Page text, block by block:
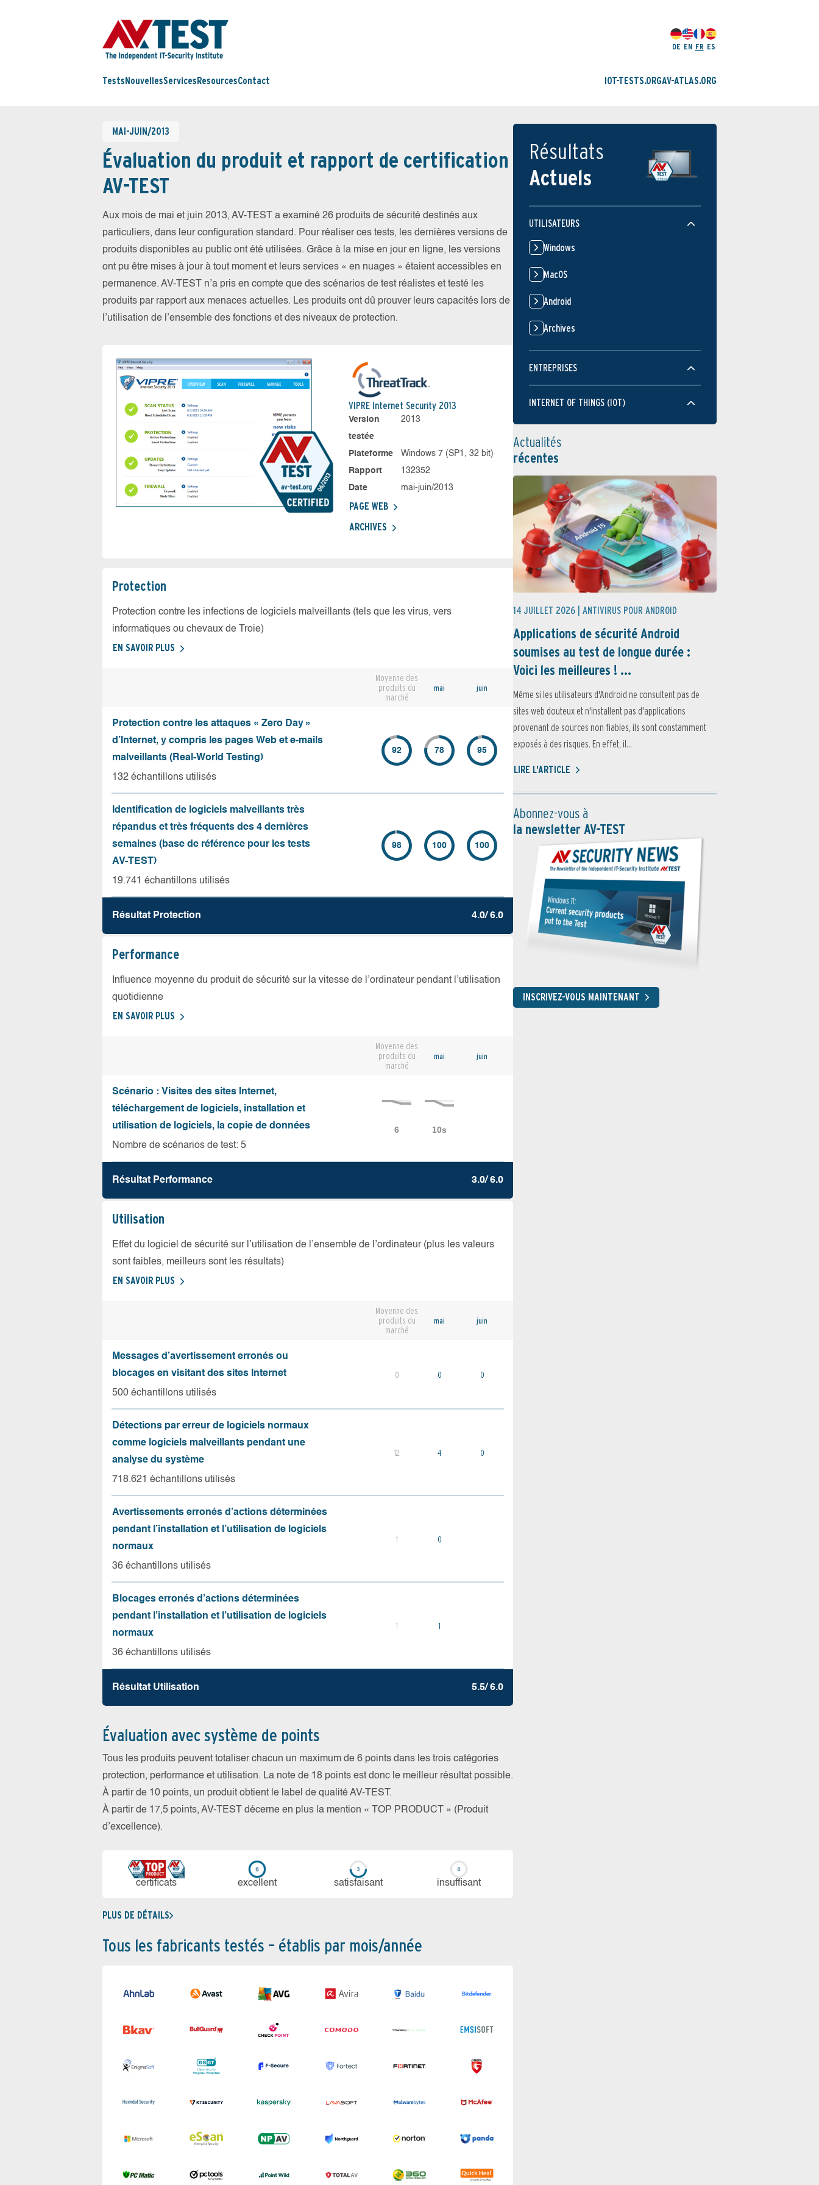
DE EN FR ES
Tests NouvellesServices ResourcesContact IOT-TESTS.ORGAV-ATLAS.ORG
MAI-JUIN/2013
Évaluation du produit et rapport de certification
AV-TEST
Aux mois de mai et juin 2013, AV-TEST a examiné 26 produits de sécurité destinés aux
particuliers, dans leur configuration standard. Pour réaliser ces tests, les dernières versions de
produits disponibles au public ont été utilisées. Grâce à la mise en jour en ligne, les versions
ont pu être mises à jour à tout moment et leurs services « en nuages » étaient accessibles en
permanence. AV-TEST n’a pris en compte que des scénarios de test réalistes et testé les
produits par rapport aux menaces actuelles. Les produits ont dû prouver leurs capacités lors de
l’utilisation de l’ensemble des fonctions et des niveaux de protection.
VIPRE Internet Security 2013
Version
testée
2013
Plateforme
Windows 7 (SP1, 32 bit)
Rapport
132352
Date
mai-juin/2013
PAGE WEB
ARCHIVES
Protection
Protection contre les infections de logiciels malveillants (tels que les virus, vers
informatiques ou chevaux de Troie)
EN SAVOIR PLUS
Moyenne des
produits du
marché
mai juin
Protection contre les attaques « Zero Day »
d’Internet, y compris les pages Web et e-mails
malveillants (Real-World Testing)
132 échantillons utilisés
92 78 95
Identification de logiciels malveillants très
répandus et très fréquents des 4 dernières
semaines (base de référence pour les tests
AV-TEST)
19.741 échantillons utilisés
98 100 100
Résultat Protection 4.0/ 6.0
Performance
Influence moyenne du produit de sécurité sur la vitesse de l’ordinateur pendant l’utilisation
quotidienne
EN SAVOIR PLUS
Moyenne des
produits du
marché
mai juin
Scénario : Visites des sites Internet,
téléchargement de logiciels, installation et
utilisation de logiciels, la copie de données
Nombre de scénarios de test: 5
Résultat Performance 3.0/ 6.0
Utilisation
Effet du logiciel de sécurité sur l’utilisation de l’ensemble de l’ordinateur (plus les valeurs
sont faibles, meilleurs sont les résultats)
EN SAVOIR PLUS
Moyenne des
produits du
marché
mai juin
Messages d’avertissement erronés ou
blocages en visitant des sites Internet
500 échantillons utilisés
0 0 0
Détections par erreur de logiciels normaux
comme logiciels malveillants pendant une
analyse du système
718.621 échantillons utilisés
12 4 0
Avertissements erronés d’actions déterminées
pendant l’installation et l’utilisation de logiciels
normaux
36 échantillons utilisés
1 0
Blocages erronés d’actions déterminées
pendant l’installation et l’utilisation de logiciels
normaux
36 échantillons utilisés
1 1
Résultat Utilisation 5.5/ 6.0
Évaluation avec système de points
Tous les produits peuvent totaliser chacun un maximum de 6 points dans les trois catégories
protection, performance et utilisation. La note de 18 points est donc le meilleur résultat possible.
À partir de 10 points, un produit obtient le label de qualité AV-TEST.
À partir de 17,5 points, AV-TEST décerne en plus la mention « TOP PRODUCT » (Produit
d’excellence).
certi­ficats ex­cellent sa­tis­fai­sant in­suf­fi­sant
PLUS DE DÉTAILS
Tous les fabricants testés – établis par mois/année
Résultats
Actuels
UTILISATEURS
Windows
MacOS
Android
Archives
ENTREPRISES
INTERNET OF THINGS (IOT)
Actualités
récentes
14 JUILLET 2026 | ANTIVIRUS POUR ANDROID
Applications de sécurité Android
soumises au test de longue durée :
Voici les meilleures ! ...
Même si les utilisateurs d'Android ne consultent pas de
sites web douteux et n'installent pas d'applications
provenant de sources non fiables, ils sont constamment
exposés à des risques. En effet, il...
LIRE L'ARTICLE
Abonnez-vous à
la newsletter AV-TEST
INSCRIVEZ-VOUS MAINTENANT